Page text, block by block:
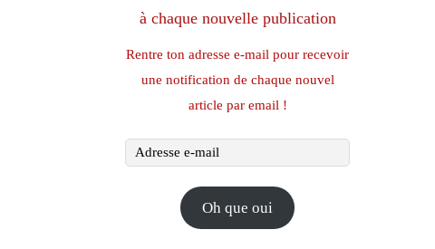
à chaque nouvelle publication
Rentre ton adresse e-mail pour recevoir
une notification de chaque nouvel
article par email !
Adresse
Oh que oui